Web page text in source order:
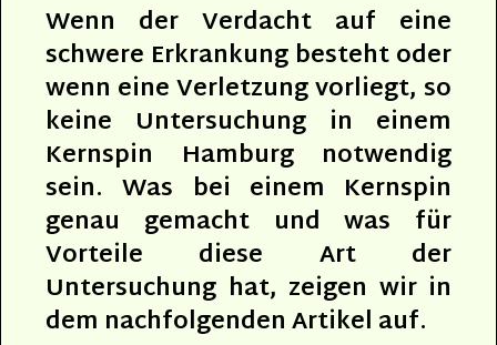
Wenn der Verdacht auf eine
schwere Erkrankung besteht oder
wenn eine Verletzung vorliegt, so
keine Untersuchung in einem
Kernspin Hamburg notwendig
sein. Was bei einem Kernspin
genau gemacht und was für
Vorteile diese Art der
Untersuchung hat, zeigen wir in
dem nachfolgenden Artikel auf.